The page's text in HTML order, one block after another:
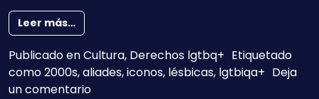
Leer más…from 8 cosas que aprendimos siendo
Publicado enCultura, Derechos lgtbq+ Etiquetado
como2000s,aliades,iconos, lésbicas, lgtbiqa+ Deja
un comentarioen 8 cosas que aprendimos siendo